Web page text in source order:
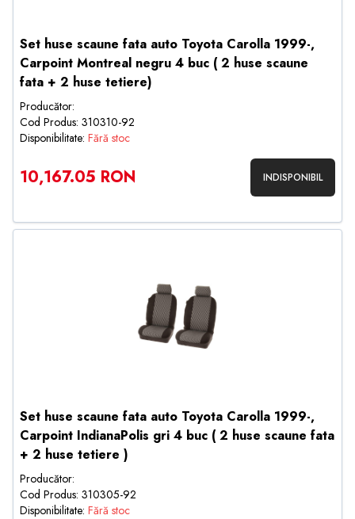
Set huse scaune fata auto Toyota Carolla 1999-,
Carpoint Montreal negru 4 buc ( 2 huse scaune
fata + 2 huse tetiere)
Producător:
Cod Produs: 310310-92
Disponibilitate: Fără stoc
10,167.05 RON INDISPONIBIL
Set huse scaune fata auto Toyota Carolla 1999-,
Carpoint IndianaPolis gri 4 buc ( 2 huse scaune fata
+ 2 huse tetiere )
Producător:
Cod Produs: 310305-92
Disponibilitate: Fără stoc